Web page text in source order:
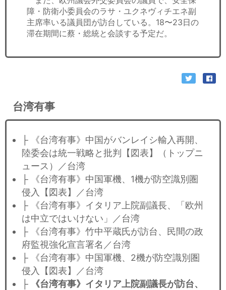
障・防衛小委員会のラサ・ユクネヴィチエネ副
主席率いる議員団が訪台している。18〜23日の
滞在期間に蔡・総統と会談する予定だ。
台湾有事
├ 《台湾有事》中国がバンレイシ輸入再開、
陸委会は統一戦略と批判【図表】（トップニ
ュース）／台湾
├ 《台湾有事》中国軍機、1機が防空識別圏
侵入【図表】／台湾
├ 《台湾有事》イタリア上院副議長、「欧州
は中立ではいけない」／台湾
├ 《台湾有事》竹中平蔵氏が訪台、民間の政
府監視強化宣言署名／台湾
├ 《台湾有事》中国軍機、2機が防空識別圏
侵入【図表】／台湾
├
《台湾有事》イタリア上院副議長が訪台、